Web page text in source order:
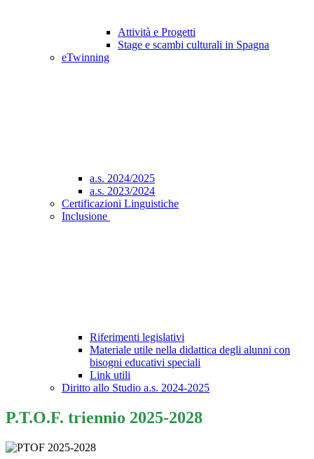
Attività e Progetti
Stage e scambi culturali in Spagna
eTwinning
a.s. 2024/2025
a.s. 2023/2024
Certificazioni Linguistiche
Inclusione
Riferimenti legislativi
Materiale utile nella didattica degli alunni con
bisogni educativi speciali
Link utili
Diritto allo Studio a.s. 2024-2025
P.T.O.F. triennio 2025-2028